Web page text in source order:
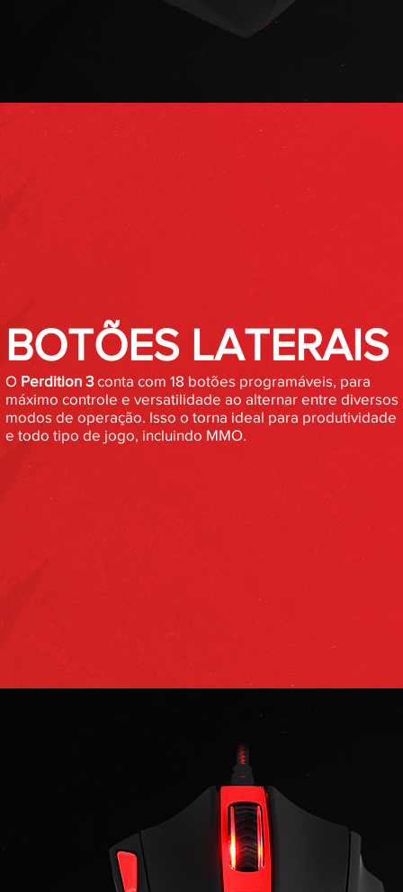
BOTÕES LATERAIS
O Perdition 3conta com 18 botões programáveis, para
máximo controle e versatilidade ao alternar entre diversos
modos de operação. Isso o torna ideal para produtividade
e todo tipo de jogo, incluindo MMO.